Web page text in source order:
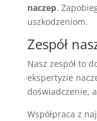
naczep.
uszkodzeniom.
Zespół
Nasz zespół to
ekspertyzie
doświadczenie,
Współpraca z